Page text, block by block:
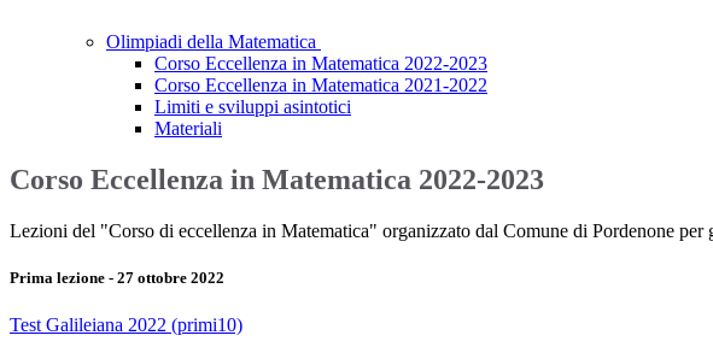
Olimpiadi della Matematica
Corso Eccellenza in Matematica 2022-2023
Corso Eccellenza in Matematica 2021-2022
Limiti e sviluppi asintotici
Materiali
Corso Eccellenza in Matematica 2022-2023
Lezioni del "Corso di eccellenza in Matematica" organizzato dal Comune di Pordenone
Prima lezione - 27 ottobre 2022
Test Galileiana 2022 (primi10)